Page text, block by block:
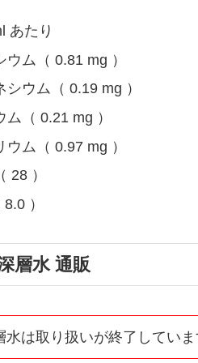
あたり
ウム（ 0.81 mg ）
シウム（ 0.19 mg ）
ム（ 0.21 mg ）
ウム（ 0.97 mg ）
28 ）
）
層水 通販
水は取り扱いが終了してい